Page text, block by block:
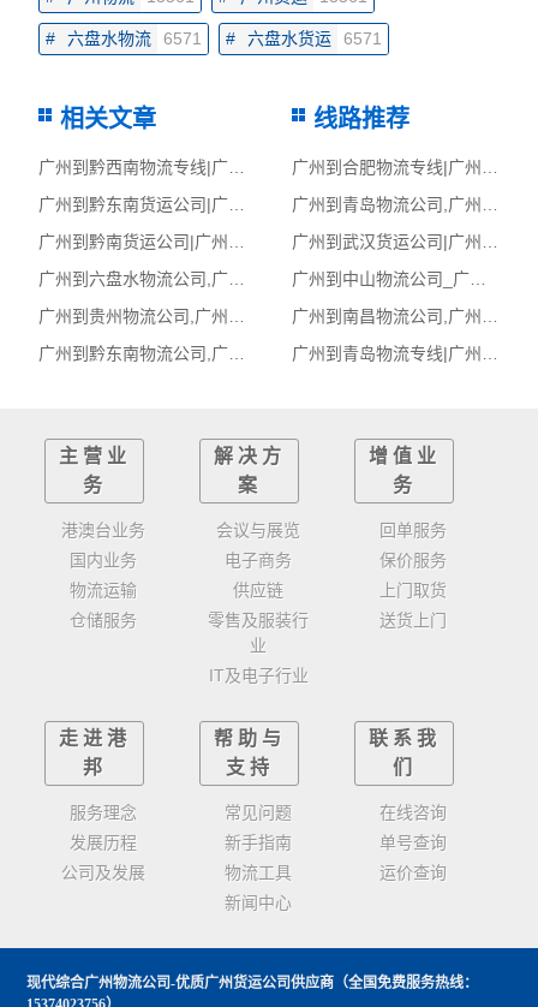
# 六盘水物流 6571 # 六盘水货运 6571
相关文章 线路推荐
主营业
务
港澳台业务
国内业务
物流运输
仓储服务
解决方
案
会议与展览
电子商务
供应链
零售及服装行
业
IT及电子行业
增值业
务
回单服务
保价服务
上门取货
送货上门
走进港
邦
服务理念
发展历程
公司及发展
帮助与
支持
常见问题
新手指南
物流工具
新闻中心
联系我
们
在线咨询
单号查询
运价查询
现代综合广州物流公司-优质广州货运公司供应商 （全国免费服务热线：